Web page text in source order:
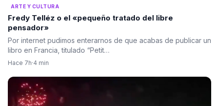
ARTE Y CULTURA
Fredy Telléz o el «pequeño tratado del libre
pensador»
Por internet pudimos enterarnos de que acabas de publicar un
libro en Francia, titulado “Petit…
Hace 7h·4 min